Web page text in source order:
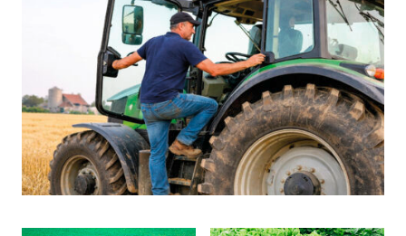
Guides pratiques
Chasse
Plus
Abonnez-vous